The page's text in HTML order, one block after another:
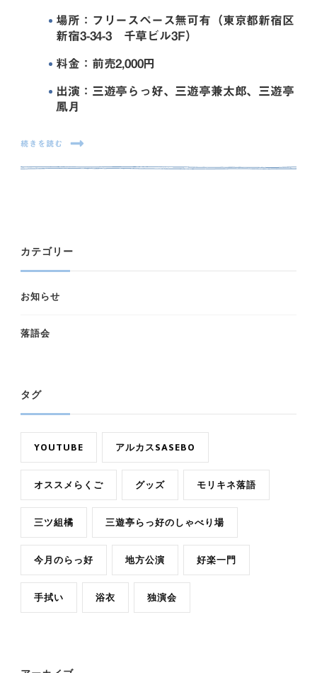
場所：フリースペース無可有（東京都新宿区
新宿3-34-3 千草ビル3F）
料金：前売2,000円
出演：三遊亭らっ好、三遊亭兼太郎、三遊亭
鳳月
続きを読む
カテゴリー
お知らせ
落語会
タグ
YOUTUBE アルカスSASEBO
オススメらくご グッズ モリキネ落語
三ツ組橘 三遊亭らっ好のしゃべり場
今月のらっ好 地方公演 好楽一門
手拭い 浴衣 独演会